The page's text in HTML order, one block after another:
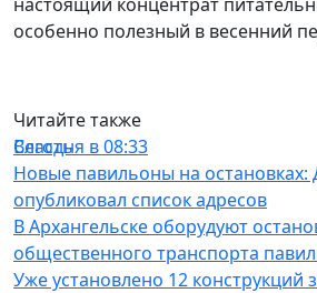
особенно полезный в весенний
Читайте также
Власть
Сегодня в 08:33
Новые павильоны на
опубликовал список адресов
В Архангельске оборудуют
общественного транспорта
Уже установлено 12 конструкций